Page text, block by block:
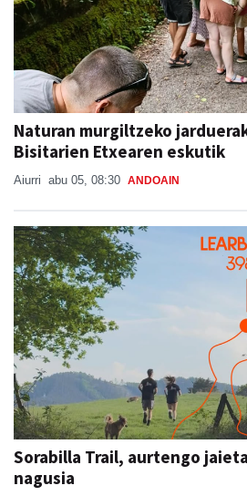
Naturan murgiltzeko
Bisitarien Etxearen eskutik
Aiurri abu 05, 08:30 ANDOAIN
Sorabilla Trail, aurtengo
nagusia